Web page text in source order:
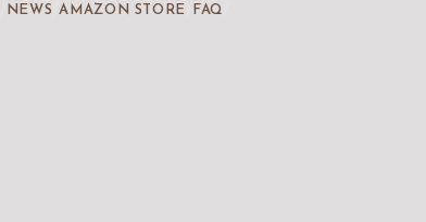
NEWS AMAZON STORE FAQ